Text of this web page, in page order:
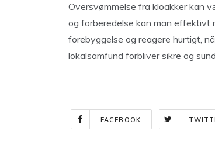
Oversvømmelse fra kloakker kan
og forberedelse kan man effektivt
forebyggelse og reagere hurtigt,
lokalsamfund forbliver sikre og
FACEBOOK